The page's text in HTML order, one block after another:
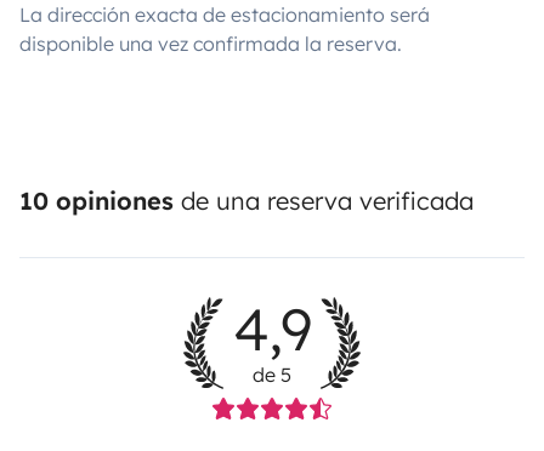
La dirección exacta de estacionamiento será
disponible una vez confirmada la reserva.
10 opiniones de una reserva verificada
4,9
de 5